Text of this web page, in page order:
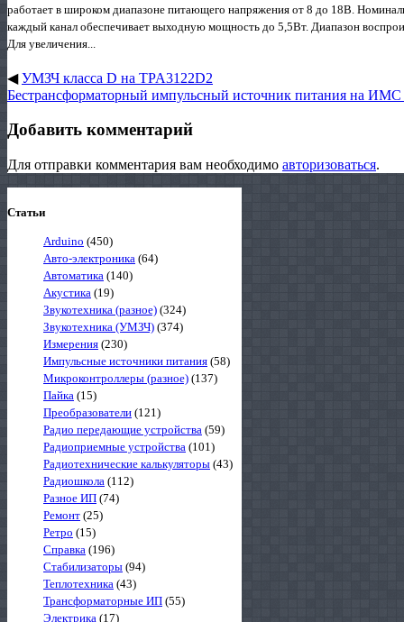
работает в широком диапазоне питающего напряжения от 8 до 18В.
каждый канал обеспечивает выходную мощность до 5,5Вт. Диапазон
Для увеличения...
◀УМЗЧ класса D на TPA3122D2
Бестрансформаторный импульсный источник питания на
Добавить комментарий
Для отправки комментария вам необходимо авторизоваться.
Статьи
Arduino (450)
Авто-электроника (64)
Автоматика (140)
Акустика (19)
Звукотехника (разное) (324)
Звукотехника (УМЗЧ) (374)
Измерения (230)
Импульсные источники питания (58)
Микроконтроллеры (разное) (137)
Пайка (15)
Преобразователи (121)
Радио передающие устройства (59)
Радиоприемные устройства (101)
Радиотехнические калькуляторы (43)
Радиошкола (112)
Разное ИП (74)
Ремонт (25)
Ретро (15)
Справка (196)
Стабилизаторы (94)
Теплотехника (43)
Трансформаторные ИП (55)
Электрика (17)